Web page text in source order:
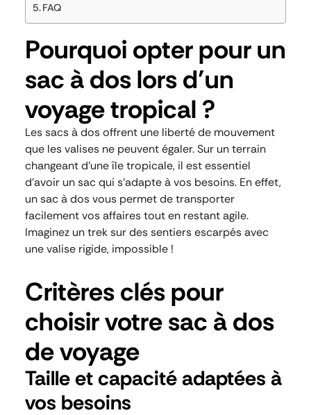
FAQ
Pourquoi opter pour un
sac à dos lors d’un
voyage tropical ?
Les sacs à dos offrent une liberté de mouvement
que les valises ne peuvent égaler. Sur un terrain
changeant d’une île tropicale, il est essentiel
d’avoir un sac qui s’adapte à vos besoins. En effet,
un sac à dos vous permet de transporter
facilement vos affaires tout en restant agile.
Imaginez un trek sur des sentiers escarpés avec
une valise rigide, impossible !
Critères clés pour
choisir votre sac à dos
de voyage
Taille et capacité adaptées à
vos besoins